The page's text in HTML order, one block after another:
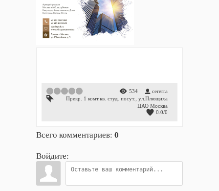
1 2 3 4 534
cererra
Прекр. 1 комт.кв. студ. посут.
ул.Плющиха
ЦАО Москва
0.0/0
Всего комментариев: 0
Войдите: